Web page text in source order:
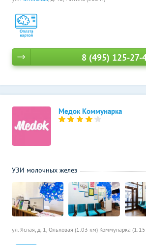
8 (495) 125-27-
Медок Коммунарка
ул. Ясная, д. 1, Ольховая (1.03 км) Коммунарка
УЗИ молочных желез